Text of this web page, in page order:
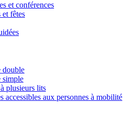
et conférences
et fêtes
double
simple
plusieurs lits
accessibles aux personnes à mobilité